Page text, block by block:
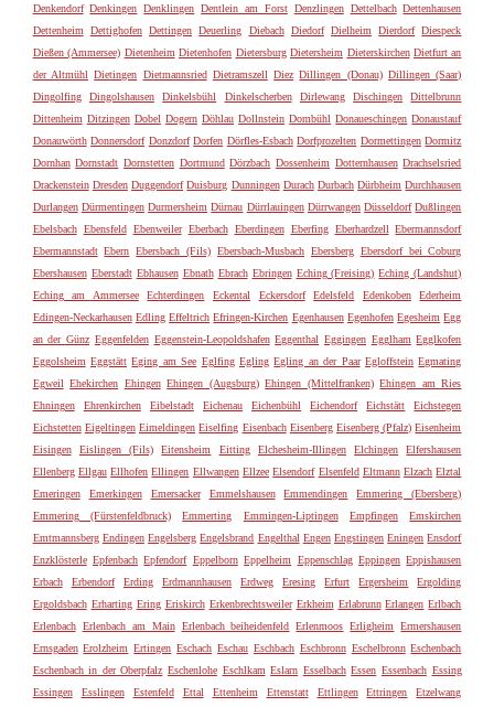
Denkendorf Denkingen Denklingen Dentlein am Forst Denzlingen Dettelbach Dettenhausen
Dettenheim
Dettighofen Dettingen Deuerling Diebach Diedorf Dielheim Dierdorf Diespeck
Dießen (Ammersee) Dietenheim Dietenhofen Dietersburg Dietersheim Dieterskirchen Dietfurt an
der Altmühl Dietingen Dietmannsried Dietramszell Diez Dillingen (Donau) Dillingen (Saar)
Dingolfing
Dingolshausen Dinkelsbühl Dinkelscherben Dirlewang Dischingen
Dittelbrunn
Dittenheim Ditzingen Dobel Dogern Döhlau Dollnstein Dombühl Donaueschingen Donaustauf
Donauwörth Donnersdorf Donzdorf Dorfen Dörfles-Esbach Dorfprozelten Dormettingen Dormitz
Dornhan Dornstadt Dornstetten Dortmund Dörzbach Dossenheim Dotternhausen Drachselsried
Drackenstein Dresden Duggendorf Duisburg Dunningen Durach Durbach Dürbheim Durchhausen
Durlangen Dürmentingen Durmersheim Dürnau Dürrlauingen Dürrwangen Düsseldorf Dußlingen
Ebelsbach Ebensfeld Ebenweiler Eberbach Eberdingen Eberfing Eberhardzell Ebermannsdorf
Ebermannstadt Ebern Ebersbach (Fils) Ebersbach-Musbach Ebersberg Ebersdorf bei Coburg
Ebershausen Eberstadt Ebhausen Ebnath Ebrach Ebringen Eching (Freising) Eching (Landshut)
Eching am Ammersee
Echterdingen Eckental Eckersdorf Edelsfeld Edenkoben
Ederheim
Edingen-Neckarhausen Edling Effeltrich Efringen-Kirchen Egenhausen Egenhofen Egesheim Egg
an der Günz Eggenfelden Eggenstein-Leopoldshafen Eggenthal Eggingen Egglham Egglkofen
Eggolsheim Eggstätt Eging am See Eglfing Egling Egling an der Paar Egloffstein Egmating
Egweil Ehekirchen Ehingen Ehingen (Augsburg) Ehingen (Mittelfranken) Ehingen am Ries
Ehningen
Ehrenkirchen Eibelstadt Eichenau Eichenbühl Eichendorf Eichstätt
Eichstegen
Eichstetten Eigeltingen Eimeldingen Eiselfing Eisenbach Eisenberg Eisenberg (Pfalz) Eisenheim
Eisingen
Eislingen (Fils) Eitensheim Eitting Elchesheim-Illingen Elchingen
Elfershausen
Ellenberg Ellgau Ellhofen Ellingen Ellwangen Ellzee Elsendorf Elsenfeld Eltmann Elzach Elztal
Emeringen
Emerkingen Emersacker Emmelshausen Emmendingen
Emmering (Ebersberg)
Emmering (Fürstenfeldbruck)
Emmerting Emmingen-Liptingen Empfingen
Emskirchen
Emtmannsberg Endingen Engelsberg Engelsbrand Engelthal Engen Engstingen Eningen Ensdorf
Enzklösterle Epfenbach Epfendorf Eppelborn Eppelheim Eppenschlag Eppingen Eppishausen
Erbach
Erbendorf Erding Erdmannhausen Erdweg Eresing Erfurt Ergersheim
Ergolding
Ergoldsbach Erharting Ering Eriskirch Erkenbrechtsweiler Erkheim Erlabrunn Erlangen Erlbach
Erlenbach Erlenbach am Main Erlenbach beiheidenfeld Erlenmoos Erligheim
Ermershausen
Ernsgaden Erolzheim Ertingen Eschach Eschau Eschbach Eschbronn Eschelbronn Eschenbach
Eschenbach in der Oberpfalz Eschenlohe Eschlkam Eslarn Esselbach Essen Essenbach Essing
Essingen
Esslingen Estenfeld Ettal Ettenheim Ettenstatt Ettlingen Ettringen
Etzelwang